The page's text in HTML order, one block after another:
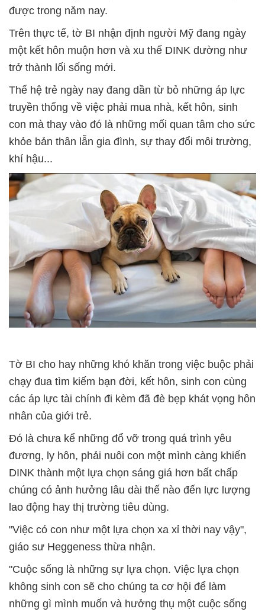
được trong năm nay.
Trên thực tế, tờ BI nhận định người Mỹ đang ngày
một kết hôn muộn hơn và xu thế DINK dường như
trở thành lối sống mới.
Thế hệ trẻ ngày nay đang dần từ bỏ những áp lực
truyền thống về việc phải mua nhà, kết hôn, sinh
con mà thay vào đó là những mối quan tâm cho sức
khỏe bản thân lẫn gia đình, sự thay đổi môi trường,
khí hậu...
Tờ BI cho hay những khó khăn trong việc buộc phải
chạy đua tìm kiếm bạn đời, kết hôn, sinh con cùng
các áp lực tài chính đi kèm đã đè bẹp khát vọng hôn
nhân của giới trẻ.
Đó là chưa kể những đổ vỡ trong quá trình yêu
đương, ly hôn, phải nuôi con một mình càng khiến
DINK thành một lựa chọn sáng giá hơn bất chấp
chúng có ảnh hưởng lâu dài thế nào đến lực lượng
lao động hay thị trường tiêu dùng.
"Việc có con như một lựa chọn xa xỉ thời nay vậy",
giáo sư Heggeness thừa nhận.
"Cuộc sống là những sự lựa chọn. Việc lựa chọn
không sinh con sẽ cho chúng ta cơ hội để làm
những gì mình muốn và hưởng thụ một cuộc sống